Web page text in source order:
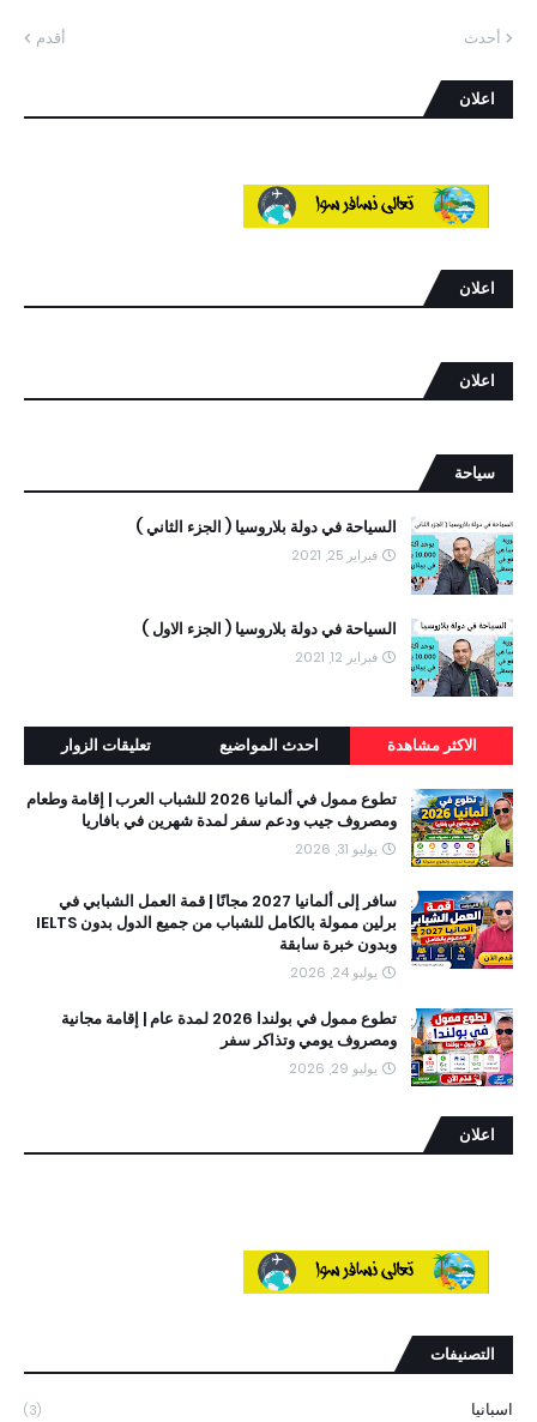
أحدث أقدم
اعلان
اعلان
اعلان
سياحة
السياحة في دولة بلاروسيا ( الجزء الثاني )
فبراير 25, 2021
السياحة في دولة بلاروسيا ( الجزء الاول )
فبراير 12, 2021
الاكثر مشاهدة احدث المواضيع تعليقات الزوار
تطوع ممول في ألمانيا 2026 للشباب العرب | إقامة وطعام
ومصروف جيب ودعم سفر لمدة شهرين في بافاريا
يوليو 31, 2026
سافر إلى ألمانيا 2027 مجانًا | قمة العمل الشبابي في
برلين ممولة بالكامل للشباب من جميع الدول بدون IELTS
وبدون خبرة سابقة
يوليو 24, 2026
تطوع ممول في بولندا 2026 لمدة عام | إقامة مجانية
ومصروف يومي وتذاكر سفر
يوليو 29, 2026
اعلان
التصنيفات
اسبانيا (3)